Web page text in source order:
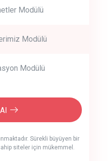
Modülü
Modülü
Modülü
Sürekli büyüyen bir
siteler için mükemmel.